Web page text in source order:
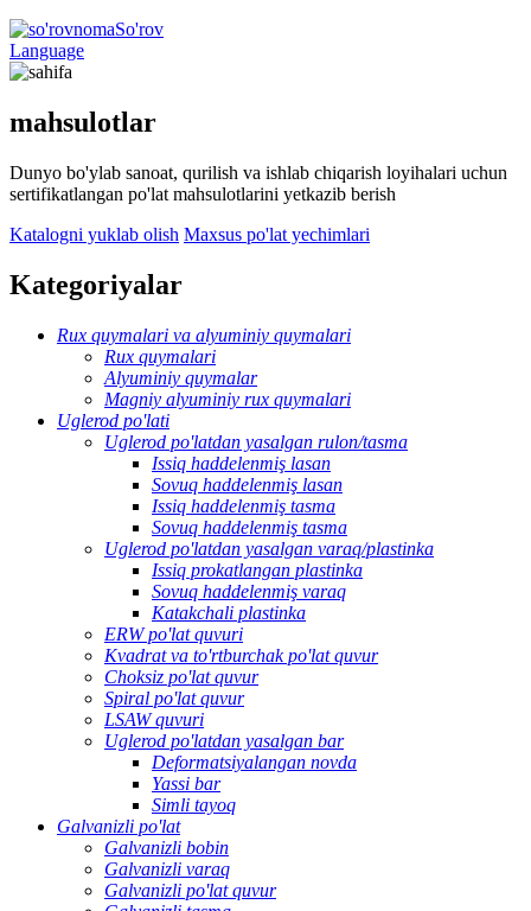
So'rov
Language
mahsulotlar
Dunyo bo'ylab sanoat, qurilish va ishlab chiqarish loyihalari uchun
sertifikatlangan po'lat mahsulotlarini yetkazib berish
Katalogni yuklab olish Maxsus po'lat yechimlari
Kategoriyalar
Rux quymalari va alyuminiy quymalari
Rux quymalari
Alyuminiy quymalar
Magniy alyuminiy rux quymalari
Uglerod po'lati
Uglerod po'latdan yasalgan rulon/tasma
Issiq haddelenmiş lasan
Sovuq haddelenmiş lasan
Issiq haddelenmiş tasma
Sovuq haddelenmiş tasma
Uglerod po'latdan yasalgan varaq/plastinka
Issiq prokatlangan plastinka
Sovuq haddelenmiş varaq
Katakchali plastinka
ERW po'lat quvuri
Kvadrat va to'rtburchak po'lat quvur
Choksiz po'lat quvur
Spiral po'lat quvur
LSAW quvuri
Uglerod po'latdan yasalgan bar
Deformatsiyalangan novda
Yassi bar
Simli tayoq
Galvanizli po'lat
Galvanizli bobin
Galvanizli varaq
Galvanizli po'lat quvur